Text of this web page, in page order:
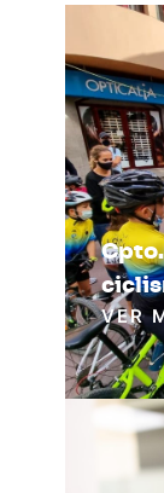
VER